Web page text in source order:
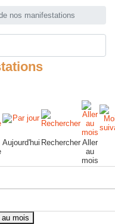
nos manifestations
Aujourd'hui Rechercher Aller
au
mois
mois